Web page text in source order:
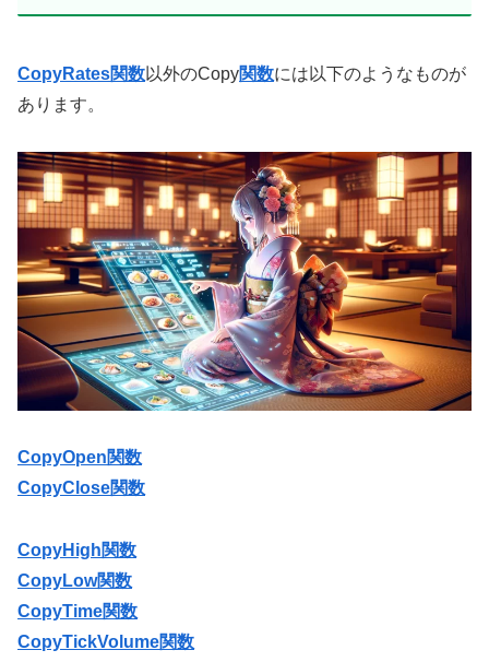
CopyRates関数以外のCopy関数には以下のようなものが
あります。
CopyOpen関数
CopyClose関数
CopyHigh関数
CopyLow関数
CopyTime関数
CopyTickVolume関数